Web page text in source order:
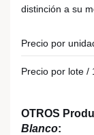
distinción a su
Precio por
Precio por lote /
OTROS
Blanco: